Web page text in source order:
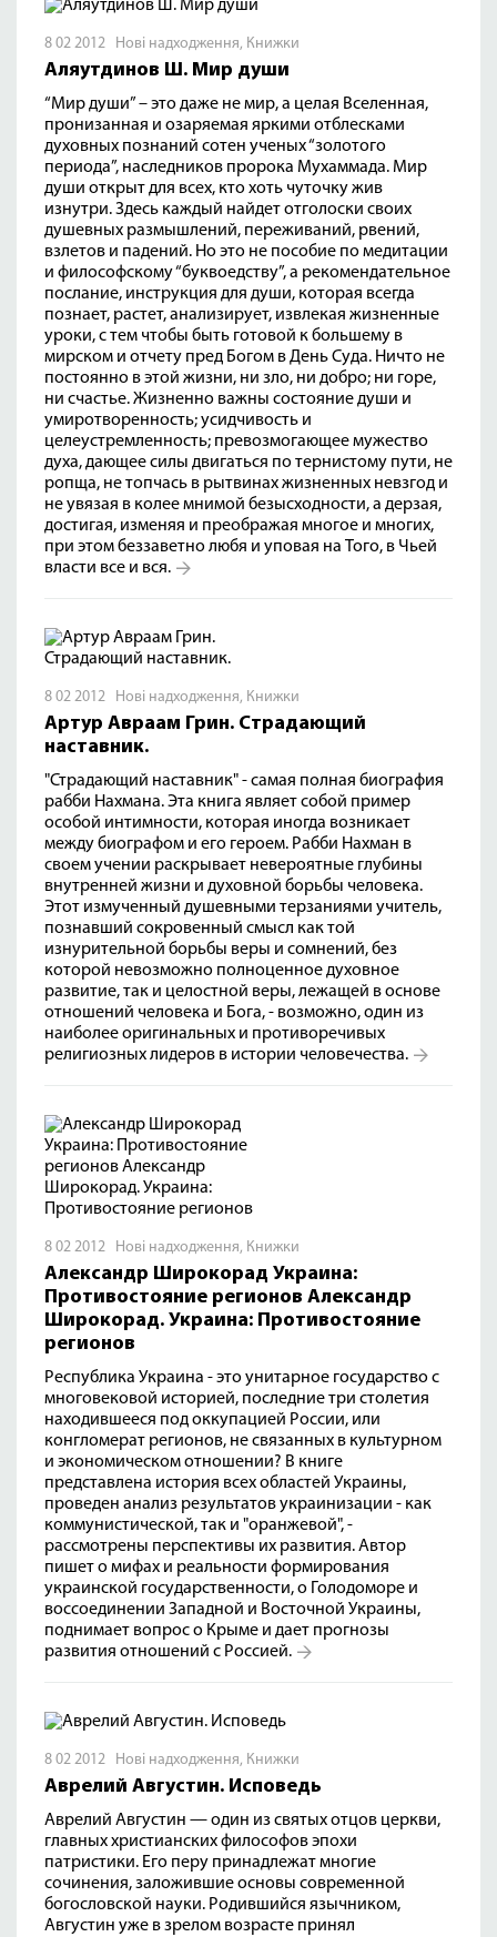
8 02 2012 Нові надходження, Книжки
Аляутдинов Ш. Мир души
“Мир души” – это даже не мир, а целая Вселенная,
пронизанная и озаряемая яркими отблесками
духовных познаний сотен ученых “золотого
периода”, наследников пророка Мухаммада. Мир
души открыт для всех, кто хоть чуточку жив
изнутри. Здесь каждый найдет отголоски своих
душевных размышлений, переживаний, рвений,
взлетов и падений. Но это не пособие по медитации
и философскому “буквоедству”, а рекомендательное
послание, инструкция для души, которая всегда
познает, растет, анализирует, извлекая жизненные
уроки, с тем чтобы быть готовой к большему в
мирском и отчету пред Богом в День Суда. Ничто не
постоянно в этой жизни, ни зло, ни добро; ни горе,
ни счастье. Жизненно важны состояние души и
умиротворенность; усидчивость и
целеустремленность; превозмогающее мужество
духа, дающее силы двигаться по тернистому пути, не
ропща, не топчась в рытвинах жизненных невзгод и
не увязая в колее мнимой безысходности, а дерзая,
достигая, изменяя и преображая многое и многих,
при этом беззаветно любя и уповая на Того, в Чьей
власти все и вся.
8 02 2012 Нові надходження, Книжки
Артур Авраам Грин. Страдающий
наставник.
"Страдающий наставник" - самая полная биография
рабби Нахмана. Эта книга являет собой пример
особой интимности, которая иногда возникает
между биографом и его героем. Рабби Нахман в
своем учении раскрывает невероятные глубины
внутренней жизни и духовной борьбы человека.
Этот измученный душевными терзаниями учитель,
познавший сокровенный смысл как той
изнурительной борьбы веры и сомнений, без
которой невозможно полноценное духовное
развитие, так и целостной веры, лежащей в основе
отношений человека и Бога, - возможно, один из
наиболее оригинальных и противоречивых
религиозных лидеров в истории человечества.
8 02 2012 Нові надходження, Книжки
Александр Широкорад Украина:
Противостояние регионов Александр
Широкорад. Украина: Противостояние
регионов
Республика Украина - это унитарное государство с
многовековой историей, последние три столетия
находившееся под оккупацией России, или
конгломерат регионов, не связанных в культурном
и экономическом отношении? В книге
представлена история всех областей Украины,
проведен анализ результатов украинизации - как
коммунистической, так и "оранжевой", -
рассмотрены перспективы их развития. Автор
пишет о мифах и реальности формирования
украинской государственности, о Голодоморе и
воссоединении Западной и Восточной Украины,
поднимает вопрос о Крыме и дает прогнозы
развития отношений с Россией.
8 02 2012 Нові надходження, Книжки
Аврелий Августин. Исповедь
Аврелий Августин — один из святых отцов церкви,
главных христианских философов эпохи
патристики. Его перу принадлежат многие
сочинения, заложившие основы современной
богословской науки. Родившийся язычником,
Августин уже в зрелом возрасте принял